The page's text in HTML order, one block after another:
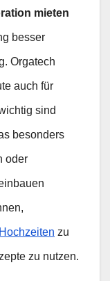
mieten
besser
Orgatech
auch für
sind
besonders
oder
zu
zu nutzen.